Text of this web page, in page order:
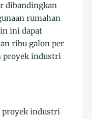
dibandingkan
rumahan
ini dapat
ribu galon per
proyek industri
proyek industri